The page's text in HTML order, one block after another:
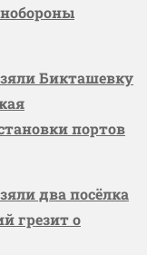
Бикташевку
портов
два посёлка
грезит о